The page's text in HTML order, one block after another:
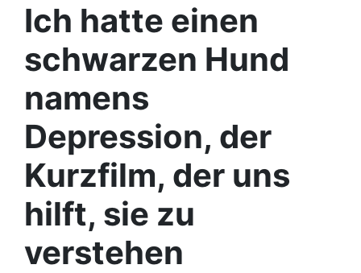
Ich hatte einen
schwarzen Hund
namens
Depression, der
Kurzfilm, der uns
hilft, sie zu
verstehen